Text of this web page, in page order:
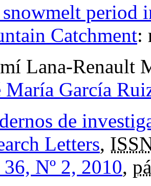
period
Catchment:
Lana-Renault
María García
de
Letters,
Nº 2, 2010,